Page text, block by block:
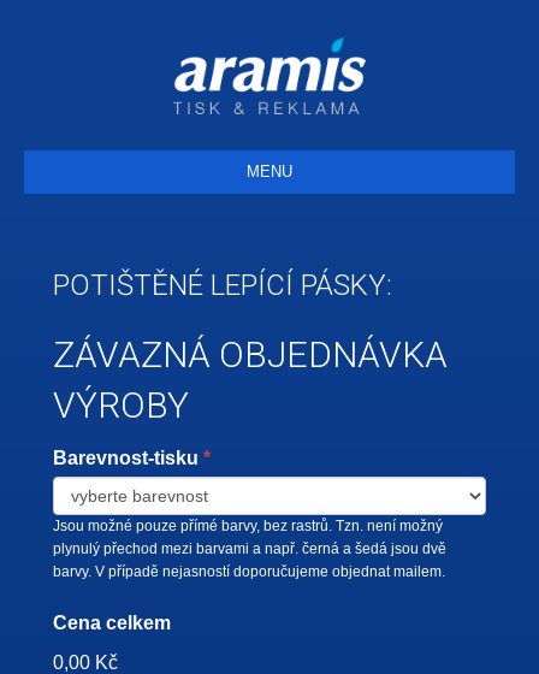
MENU
POTIŠTĚNÉ LEPÍCÍ PÁSKY:
ZÁVAZNÁ OBJEDNÁVKA
VÝROBY
test
objednavky
If
you
are
human,
leave
field
blank.
Barevnost-tisku *
Jsou možné pouze přímé barvy, bez rastrů. Tzn. není možný
plynulý přechod mezi barvami a např. černá a šedá jsou dvě
barvy. V případě nejasností doporučujeme objednat mailem.
Cena celkem
0,00 Kč